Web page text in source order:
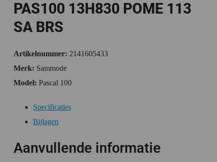
PAS100 13H830 POME 113
SA BRS
Artikelnummer: 2141605433
Merk: Sammode
Model: Pascal 100
Specificaties
Bijlagen
Aanvullende informatie